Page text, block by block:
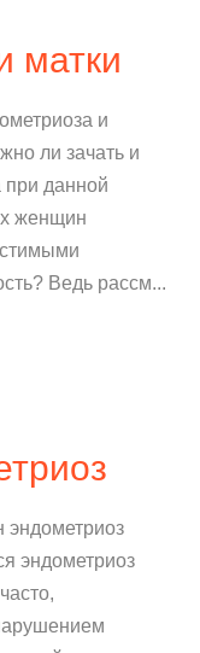
матки
и
ли зачать и
при данной
женщин
Ведь рассм...
эндометриоз
эндометриоз